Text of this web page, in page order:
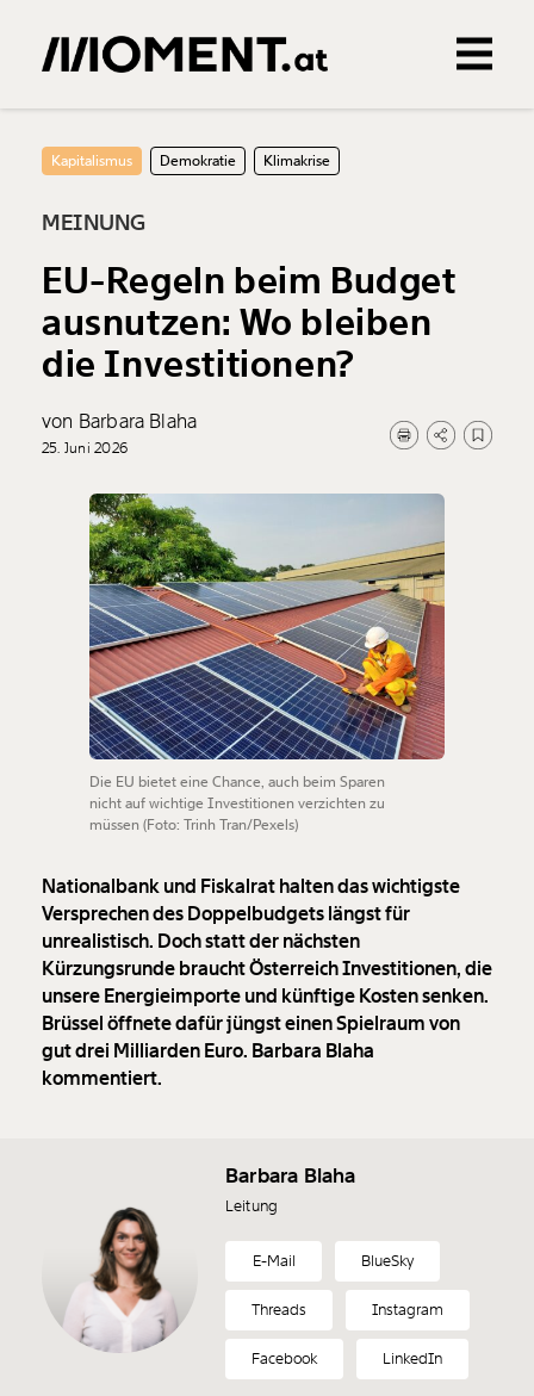
0Treffer
Kapitalismus Demokratie Klimakrise
MEINUNG
EU-Regeln beim Budget
ausnutzen: Wo bleiben
die Investitionen?
von Barbara Blaha
25. Juni 2026
Die EU bietet eine Chance, auch beim Sparen
nicht auf wichtige Investitionen verzichten zu
müssen (Foto: Trinh Tran/Pexels)
Nationalbank und Fiskalrat halten das wichtigste
Versprechen des Doppelbudgets längst für
unrealistisch. Doch statt der nächsten
Kürzungsrunde braucht Österreich Investitionen, die
unsere Energieimporte und künftige Kosten senken.
Brüssel öffnete dafür jüngst einen Spielraum von
gut drei Milliarden Euro. Barbara Blaha
kommentiert.
Barbara Blaha
Leitung
E-Mail BlueSky
Threads Instagram
Facebook LinkedIn